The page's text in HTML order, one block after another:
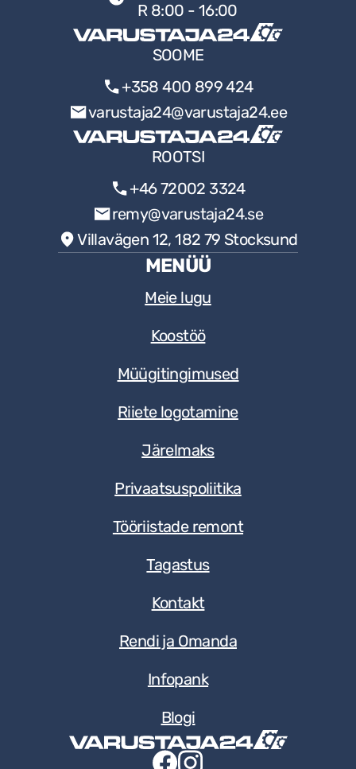
R 8:00 - 16:00
SOOME
+358 400 899 424
varustaja24@varustaja24.ee
ROOTSI
+46 72002 3324
remy@varustaja24.se
Villavägen 12, 182 79 Stocksund
MENÜÜ
Meie lugu
Koostöö
Müügitingimused
Riiete logotamine
Järelmaks
Privaatsuspoliitika
Tööriistade remont
Tagastus
Kontakt
Rendi ja Omanda
Infopank
Blogi